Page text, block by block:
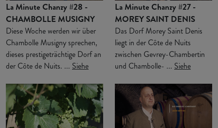
La Minute Chanzy #28 -
CHAMBOLLE MUSIGNY
Diese Woche werden wir über
Chambolle Musigny sprechen,
dieses prestigeträchtige Dorf an
der Côte de Nuits. ... Siehe
La Minute Chanzy #27 -
MOREY SAINT DENIS
Das Dorf Morey Saint Denis
liegt in der Côte de Nuits
zwischen Gevrey-Chambertin
und Chambolle- ... Siehe